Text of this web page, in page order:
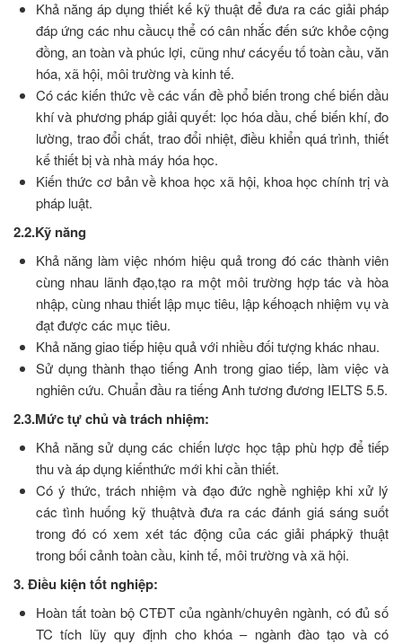
Khả năng áp dụng thiết kế kỹ thuật để đưa ra các giải pháp
đáp ứng các nhu cầucụ thể có cân nhắc đến sức khỏe cộng
đồng, an toàn và phúc lợi, cũng như cácyếu tố toàn cầu, văn
hóa, xã hội, môi trường và kinh tế.
Có các kiến thức về các vấn đề phổ biến trong chế biến dầu
khí và phương pháp giải quyết: lọc hóa dầu, chế biến khí, đo
lường, trao đổi chất, trao đổi nhiệt, điều khiển quá trình, thiết
kế thiết bị và nhà máy hóa học.
Kiến thức cơ bản về khoa học xã hội, khoa học chính trị và
pháp luật.
2.2.Kỹ năng
Khả năng làm việc nhóm hiệu quả trong đó các thành viên
cùng nhau lãnh đạo,tạo ra một môi trường hợp tác và hòa
nhập, cùng nhau thiết lập mục tiêu, lập kếhoạch nhiệm vụ và
đạt được các mục tiêu.
Khả năng giao tiếp hiệu quả với nhiều đối tượng khác nhau.
Sử dụng thành thạo tiếng Anh trong giao tiếp, làm việc và
nghiên cứu. Chuẩn đầu ra tiếng Anh tương đương IELTS 5.5.
2.3.Mức tự chủ và trách nhiệm:
Khả năng sử dụng các chiến lược học tập phù hợp để tiếp
thu và áp dụng kiếnthức mới khi cần thiết.
Có ý thức, trách nhiệm và đạo đức nghề nghiệp khi xử lý
các tình huống kỹ thuậtvà đưa ra các đánh giá sáng suốt
trong đó có xem xét tác động của các giải phápkỹ thuật
trong bối cảnh toàn cầu, kinh tế, môi trường và xã hội.
3. Điều kiện tốt nghiệp:
Hoàn tất toàn bộ CTĐT của ngành/chuyên ngành, có đủ số
TC tích lũy quy định cho khóa – ngành đào tạo và có